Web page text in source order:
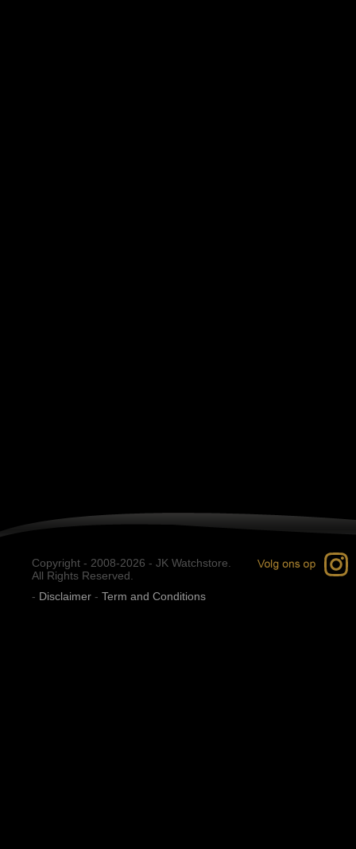
Copyright - 2008-2026 - JK Watchstore.
All Rights Reserved.
- Disclaimer - Term and Conditions